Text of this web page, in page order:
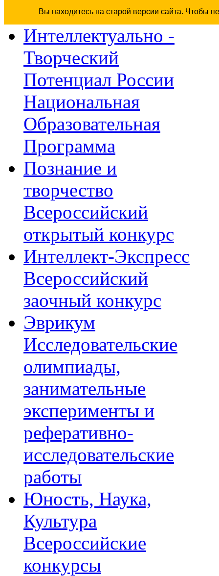
Вы находитесь на старой версии сайта. Чтобы
Интеллектуально -
Творческий
Потенциал России
Национальная
Образовательная
Программа
Познание и
творчество
Всероссийский
открытый конкурс
Интеллект-Экспресс
Всероссийский
заочный конкурс
Эврикум
Исследовательские
олимпиады,
занимательные
эксперименты и
реферативно-
исследовательские
работы
Юность, Наука,
Культура
Всероссийские
конкурсы